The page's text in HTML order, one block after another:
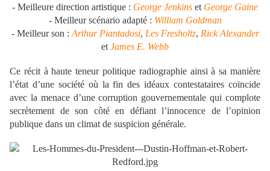
- Meilleure direction artistique : George Jenkins et George Gaine
- Meilleur scénario adapté : William Goldman
- Meilleur son : Arthur Piantadosi, Les Fresholtz, Rick Alexander
et James E. Webb
Ce récit à haute teneur politique radiographie ainsi à sa manière
l’état d’une société où la fin des idéaux contestataires coïncide
avec la menace d’une corruption gouvernementale qui complote
secrètement de son côté en défiant l’innocence de l’opinion
publique dans un climat de suspicion générale.